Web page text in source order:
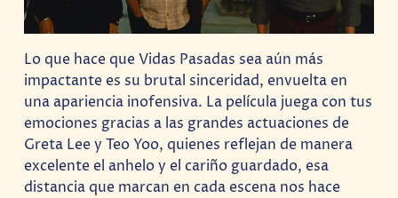
Lo que hace que Vidas Pasadas sea aún más
impactante es su brutal sinceridad, envuelta en
una apariencia inofensiva. La película juega con tus
emociones gracias a las grandes actuaciones de
Greta Lee y Teo Yoo, quienes reflejan de manera
excelente el anhelo y el cariño guardado, esa
distancia que marcan en cada escena nos hace